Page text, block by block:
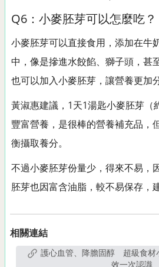
Q6：小麥胚芽可以怎麼吃？
小麥胚芽可以直接食用，添加在牛
中，像是摻進水餃餡、獅子頭，甚
也可以加入小麥胚芽，讓營養更加分
黃淑惠建議，1天1湯匙小麥胚芽（
豐富營養，是很棒的營養補充品，
衡攝取養分。
不過小麥胚芽份量少，得來不易，
胚芽也因富含油脂，較不易保存，
相關連結
效一次認識